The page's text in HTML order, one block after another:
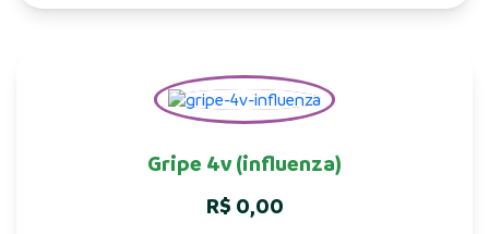
Gripe 4v (influenza)
R$ 0,00